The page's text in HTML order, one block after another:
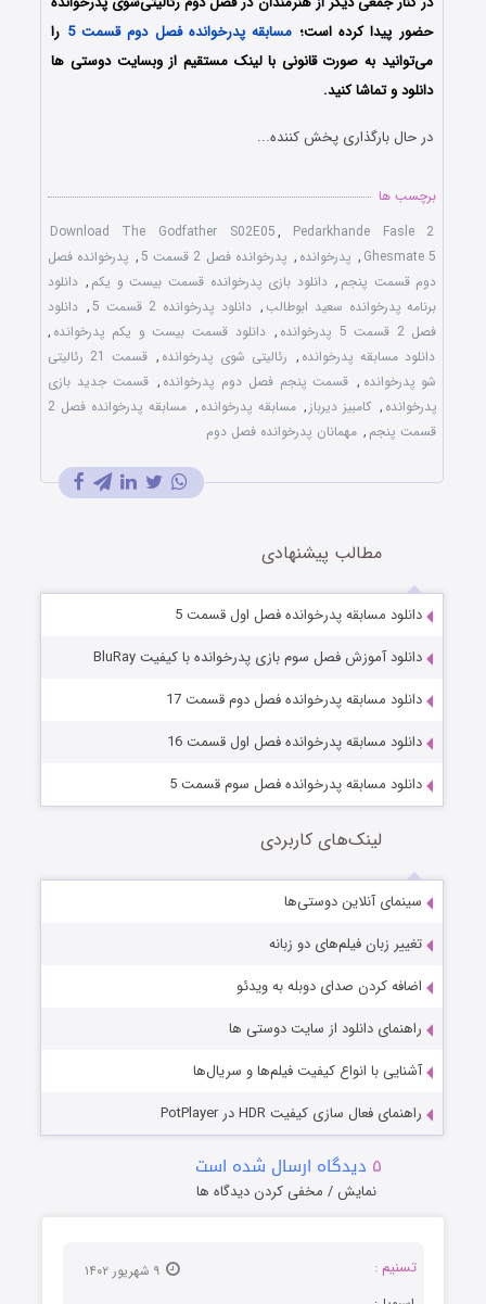
حضور پیدا کرده است؛ مسابقه پدرخوانده فصل دوم قسمت 5
را
می‌توانید به صورت قانونی با لینک مستقیم از وبسایت دوستی ها
دانلود و تماشا کنید.
در حال بارگذاری پخش کننده...
برچسب ها
Download The Godfather S02E05, Pedarkhande Fasle 2
Ghesmate 5
, پدرخوانده , پدرخوانده فصل 2 قسمت 5 , پدرخوانده فصل
دوم قسمت پنجم , دانلود بازی پدرخوانده قسمت بیست و یکم , دانلود
برنامه پدرخوانده سعید ابوطالب, دانلود پدرخوانده 2 قسمت 5 , دانلود
فصل 2 قسمت 5 پدرخوانده
, دانلود قسمت بیست و یکم پدرخوانده ,
دانلود مسابقه پدرخوانده , رئالیتی شوی پدرخوانده ,
قسمت 21 رئالیتی
شو پدرخوانده , قسمت پنجم فصل دوم پدرخوانده , قسمت جدید بازی
پدرخوانده , کامبیز دیرباز , مسابقه پدرخوانده ,
مسابقه پدرخوانده فصل 2
قسمت پنجم , مهمانان پدرخوانده فصل دوم
مطالب پیشنهادی
دانلود مسابقه پدرخوانده فصل اول قسمت 5
دانلود آموزش فصل سوم بازی پدرخوانده با کیفیت BluRay
دانلود مسابقه پدرخوانده فصل دوم قسمت 17
دانلود مسابقه پدرخوانده فصل اول قسمت 16
دانلود مسابقه پدرخوانده فصل سوم قسمت 5
لینک‌های کاربردی
سینمای آنلاین دوستی‌ها
تغییر زبان فیلم‌های دو زبانه
اضافه کردن صدای دوبله به ویدئو
راهنمای دانلود از سایت دوستی ها
آشنایی با انواع کیفیت فیلم‌ها و سریال‌ها
راهنمای فعال سازی کیفیت HDR در PotPlayer
۵ دیدگاه ارسال شده است
نمایش / مخفی کردن دیدگاه ها
تسنیم :
۹ شهریور ۱۴۰۲